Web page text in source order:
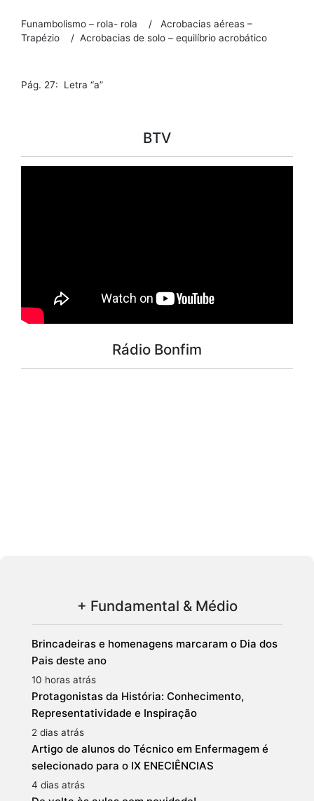
Funambolismo – rola- rola / Acrobacias aéreas –
Trapézio / Acrobacias de solo – equilíbrio acrobático
Pág. 27: Letra “a”
BTV
Rádio Bonfim
+ Fundamental & Médio
Brincadeiras e homenagens marcaram o Dia dos
Pais deste ano
10 horas atrás
Protagonistas da História: Conhecimento,
Representatividade e Inspiração
2 dias atrás
Artigo de alunos do Técnico em Enfermagem é
selecionado para o IX ENECIÊNCIAS
4 dias atrás